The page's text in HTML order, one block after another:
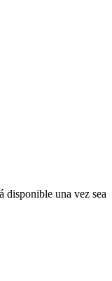
disponible una vez sea